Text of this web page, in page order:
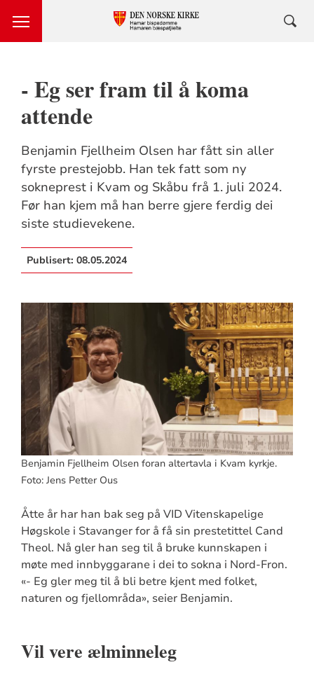
- Eg ser fram til å koma
attende
Benjamin Fjellheim Olsen har fått sin aller
fyrste prestejobb. Han tek fatt som ny
sokneprest i Kvam og Skåbu frå 1. juli 2024.
Før han kjem må han berre gjere ferdig dei
siste studievekene.
Publisert: 08.05.2024
Benjamin Fjellheim Olsen foran altertavla i Kvam kyrkje.
Foto: Jens Petter Ous
Åtte år har han bak seg på VID Vitenskapelige
Høgskole i Stavanger for å få sin prestetittel Cand
Theol. Nå gler han seg til å bruke kunnskapen i
møte med innbyggarane i dei to sokna i Nord-Fron.
«- Eg gler meg til å bli betre kjent med folket,
naturen og fjellområda», seier Benjamin.
Vil vere ælminneleg